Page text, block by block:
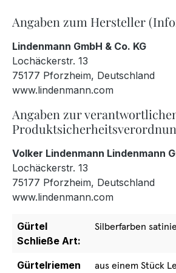
Angaben zum Hersteller
Lindenmann GmbH & Co. KG
Lochäckerstr. 13
75177 Pforzheim, Deutschland
www.lindenmann.com
Angaben zur
Volker Lindenmann Lindenmann
Lochäckerstr. 13
75177 Pforzheim, Deutschland
www.lindenmann.com
Gürtel
Schließe Art:
Silberfarben
Gürtelriemen
aus einem Stück